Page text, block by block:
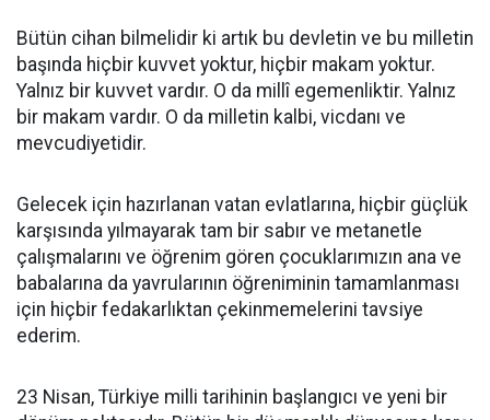
Bütün cihan bilmelidir ki artık bu devletin ve bu milletin
başında hiçbir kuvvet yoktur, hiçbir makam yoktur.
Yalnız bir kuvvet vardır. O da millî egemenliktir. Yalnız
bir makam vardır. O da milletin kalbi, vicdanı ve
mevcudiyetidir.
Gelecek için hazırlanan vatan evlatlarına, hiçbir güçlük
karşısında yılmayarak tam bir sabır ve metanetle
çalışmalarını ve öğrenim gören çocuklarımızın ana ve
babalarına da yavrularının öğreniminin tamamlanması
için hiçbir fedakarlıktan çekinmemelerini tavsiye
ederim.
23 Nisan, Türkiye milli tarihinin başlangıcı ve yeni bir